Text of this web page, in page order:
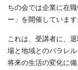
ちの会では企業に在
ー」を開催しています
これは、受講者に、
場と地域とのパラレ
将来の生活の変化に